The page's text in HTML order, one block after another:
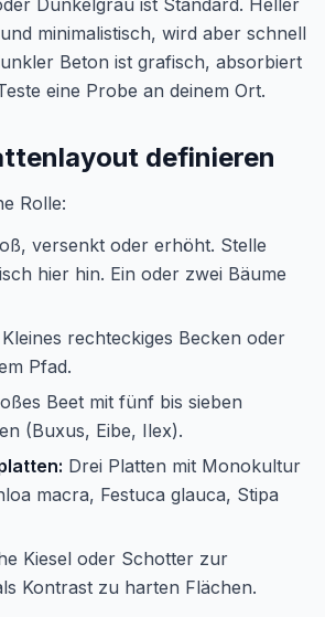
Dunkelgrau ist Standard. Heller
minimalistisch, wird aber schnell
Beton ist grafisch, absorbiert
eine Probe an deinem Ort.
definieren
Rolle:
versenkt oder erhöht. Stelle
hier hin. Ein oder zwei Bäume
Kleines rechteckiges Becken oder
Pfad.
Beet mit fünf bis sieben
(Buxus, Eibe, Ilex).
Drei Platten mit Monokultur
macra, Festuca glauca, Stipa
Kiesel oder Schotter zur
Kontrast zu harten Flächen.